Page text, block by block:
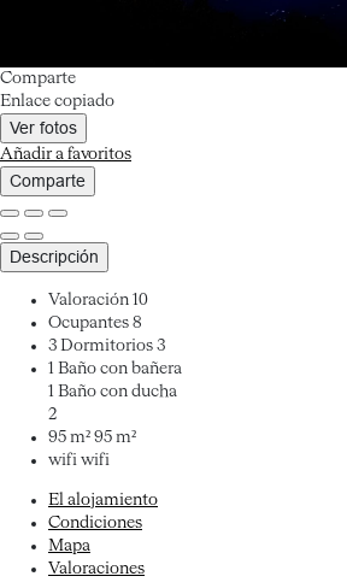
Comparte
Enlace copiado
Ver fotos
Añadir a favoritos
Comparte
Descripción
Valoración 10
Ocupantes 8
3 Dormitorios 3
1 Baño con bañera
1 Baño con ducha
2
95 m² 95 m²
wifi wifi
El alojamiento
Condiciones
Mapa
Valoraciones